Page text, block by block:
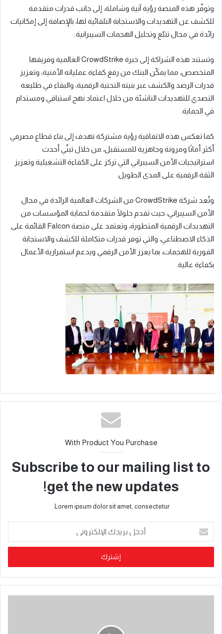
وتوفّر هذه المنصة رؤية آنية وشاملة، إلى جانب قدرات متقدمة
للكشف عن التهديدات والاستجابة التلقائية لها، بالإضافة إلى إمكانيات
رائدة في مجال تتبّع وتحليل الهجمات السيبرانية.
وتستند هذه الشراكة إلى خبرة CrowdStrike العالمية وفريقها
المتخصص، مما يمكّن البنك من رفع كفاءة عملياته الأمنية، وتعزيز
قدرات الرصد والكشف عبر بنيته التحتية الرقمية، والبقاء في طليعة
التصدي للتهديدات الناشئة من خلال اعتماد نهج استباقي ومستدام
في الحماية.
كما تعكس هذه الاتفاقية رؤية مشتركة تهدف إلى بناء قطاع مصرفي
أكثر أمانًا ومرونة وجاهزية للمستقبل، من خلال تبنّي أحدث
استراتيجيات الأمن السيبراني التي تركز على الكفاءة التشغيلية وتعزيز
الثقة الرقمية على المدى الطويل.
وتُعد شركة CrowdStrike من الشركات العالمية الرائدة في مجال
الأمن السيبراني، حيث تقدم حلولًا متقدمة لحماية المؤسسات من
التهديدات الرقمية المتطورة، وتعتمد على منصة Falcon القائمة على
الذكاء الاصطناعي، والتي توفر قدرات متكاملة للكشف والاستجابة
الفورية للهجمات، بما يعزز الأمن الرقمي ويدعم استمرارية الأعمال
بكفاءة عالية.
With Product You Purchase
Subscribe to our mailing list to
get the new updates!
Lorem ipsum dolor sit amet, consectetur.